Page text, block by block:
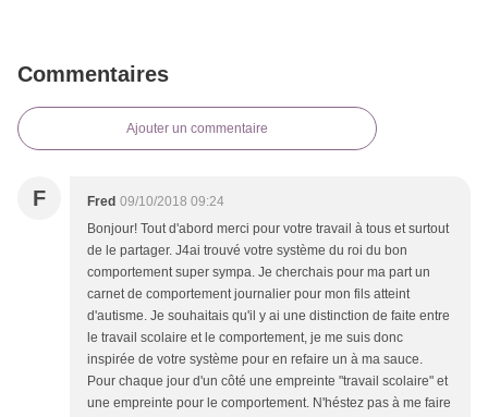
Commentaires
Ajouter un commentaire
F Fred 09/10/2018 09:24
Bonjour! Tout d'abord merci pour votre travail à tous et surtout
de le partager. J4ai trouvé votre système du roi du bon
comportement super sympa. Je cherchais pour ma part un
carnet de comportement journalier pour mon fils atteint
d'autisme. Je souhaitais qu'il y ai une distinction de faite entre
le travail scolaire et le comportement, je me suis donc
inspirée de votre système pour en refaire un à ma sauce.
Pour chaque jour d'un côté une empreinte "travail scolaire" et
une empreinte pour le comportement. N'héstez pas à me faire